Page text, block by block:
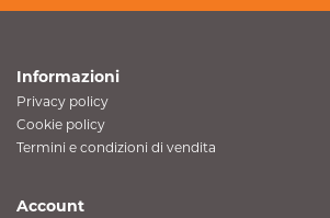
Informazioni
Privacy policy
Cookie policy
Termini e condizioni di vendita
Account